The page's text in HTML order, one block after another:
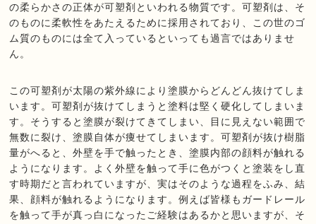
の柔らかさの正体が可塑剤といわれる物質です。可塑剤は、そ
のものに柔軟性をあたえるために採用されており、この世のゴ
ム質のものには全て入っているといっても過言ではありませ
ん。
この可塑剤が太陽の紫外線により塗膜からどんどん抜けてしま
います。可塑剤が抜けてしまうと塗料は堅く硬化してしまいま
す。そうすると塗膜が裂けてきてしまい、目に見えない範囲で
無数に裂け、塗膜自体が痩せてしまいます。可塑剤が抜け樹脂
量がへると、外壁を手で触ったとき、塗膜内部の顔料が触れる
ようになります。よく外壁を触って手に色がつくと塗装をし直
す時期だと言われていますが、実はそのような過程をふみ、結
果、顔料が触れるようになります。例えば皆様もガードレール
を触って手が真っ白になったご経験はあるかと思いますが、そ